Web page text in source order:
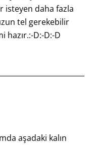
isteyen daha fazla
tel gerekebilir
hazır.:-D:-D:-D
aşadaki kalın